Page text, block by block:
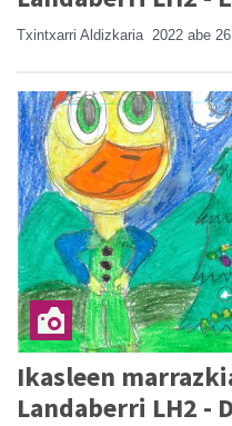
Txintxarri Aldizkaria 2022 abe 26
Ikasleen
Landaberri LH2 - D